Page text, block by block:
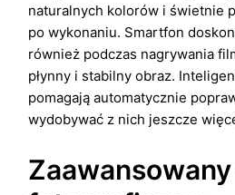
naturalnych kolorów i świetnie
po wykonaniu. Smartfon
również podczas nagrywania
płynny i stabilny obraz.
pomagają automatycznie
wydobywać z nich jeszcze